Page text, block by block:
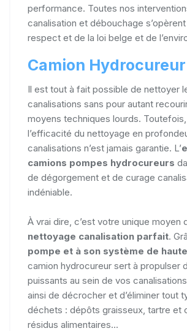
performance. Toutes nos
canalisation et débouchage
respect et de la loi belge et de
Camion Hydrocureur
Il est tout à fait possible de nettoyer
canalisations sans pour autant
moyens techniques lourds.
l’efficacité du nettoyage en
canalisations n’est jamais garantie. L’
camions pompes hydrocureurs
de dégorgement et de curage
indéniable.
À vrai dire, c’est votre unique moyen
nettoyage canalisation parfait.
pompe et à son système de
camion hydrocureur sert à propulser
puissants au sein de vos
ainsi de décrocher et d’éliminer tout
déchets : dépôts graisseux, tartre et
résidus alimentaires...